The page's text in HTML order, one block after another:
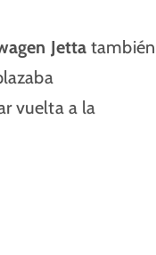
Jetta también
vuelta a la